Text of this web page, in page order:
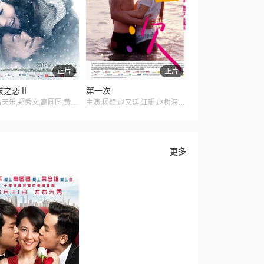
正片
之恋Ⅱ
主演:古天乐,郑秀文,高圆圆,黄奕,刘浩龙
正片
第一次
主演:杨颖,赵又廷,江珊,赵树海,田原
更多